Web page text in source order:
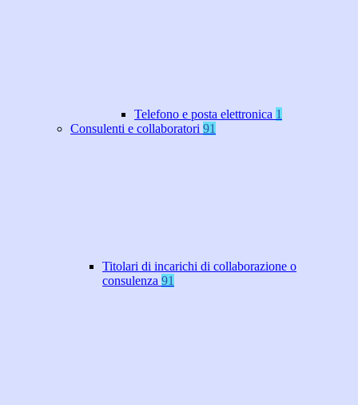
Telefono e posta elettronica 1
Consulenti e collaboratori 91
Titolari di incarichi di collaborazione o
consulenza 91